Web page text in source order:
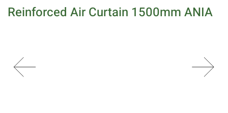
Reinforced Air Curtain 1500mm ANIA